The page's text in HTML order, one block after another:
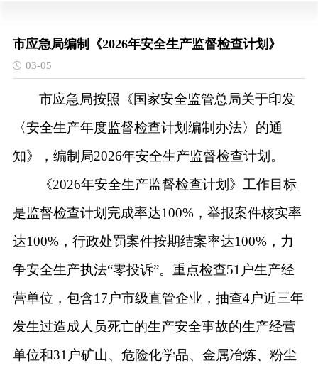
市应急局编制《2026年安全生产监督检查计划》
03-05
市应急局按照《国家安全监管总局关于印发
〈安全生产年度监督检查计划编制办法〉的通
知》，编制局2026年安全生产监督检查计划。
《2026年安全生产监督检查计划》 工作目标
是监督检查计划完成率达100%，举报案件核实率
达100%，行政处罚案件按期结案率达100%，力
争安全生产执法“零投诉”。 重点检查51户生产经
营单位，包含1 7 户市级直管企业 ，抽查4户近三年
发生过造成人员死亡的生产安全事故的生产经营
单位和31户矿山、危险化学品、金属冶炼、粉尘